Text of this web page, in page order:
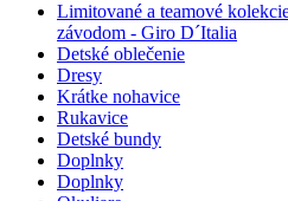
Limitované a teamové
závodom - Giro D´Italia
Detské oblečenie
Dresy
Krátke nohavice
Rukavice
Detské bundy
Doplnky
Doplnky